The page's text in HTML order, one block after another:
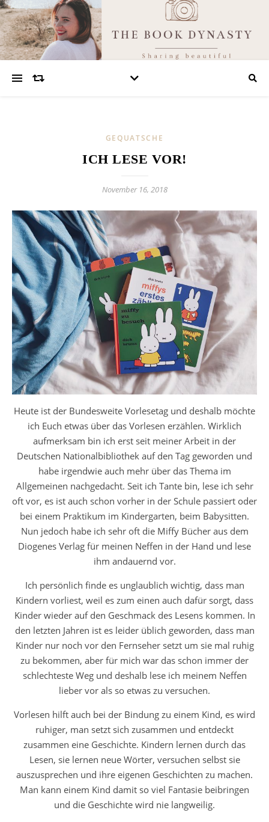
GEQUATSCHE
ICH LESE VOR!
November 16, 2018
Heute ist der Bundesweite Vorlesetag und deshalb möchte
ich Euch etwas über das Vorlesen erzählen. Wirklich
aufmerksam bin ich erst seit meiner Arbeit in der
Deutschen Nationalbibliothek auf den Tag geworden und
habe irgendwie auch mehr über das Thema im
Allgemeinen nachgedacht. Seit ich Tante bin, lese ich sehr
oft vor, es ist auch schon vorher in der Schule passiert oder
bei einem Praktikum im Kindergarten, beim Babysitten.
Nun jedoch habe ich sehr oft die Miffy Bücher aus dem
Diogenes Verlag für meinen Neffen in der Hand und lese
ihm andauernd vor.
Ich persönlich finde es unglaublich wichtig, dass man
Kindern vorliest, weil es zum einen auch dafür sorgt, dass
Kinder wieder auf den Geschmack des Lesens kommen. In
den letzten Jahren ist es leider üblich geworden, dass man
Kinder nur noch vor den Fernseher setzt um sie mal ruhig
zu bekommen, aber für mich war das schon immer der
schlechteste Weg und deshalb lese ich meinem Neffen
lieber vor als so etwas zu versuchen.
Vorlesen hilft auch bei der Bindung zu einem Kind, es wird
ruhiger, man setzt sich zusammen und entdeckt
zusammen eine Geschichte. Kindern lernen durch das
Lesen, sie lernen neue Wörter, versuchen selbst sie
auszusprechen und ihre eigenen Geschichten zu machen.
Man kann einem Kind damit so viel Fantasie beibringen
und die Geschichte wird nie langweilig.